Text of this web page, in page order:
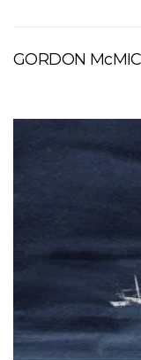
GORDON